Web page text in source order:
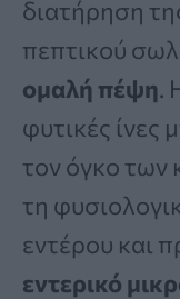
διατήρηση
πεπτικού
ομαλή πέψη.
φυτικές ίνες
τον όγκο των
τη
εντέρου και
εντερικό